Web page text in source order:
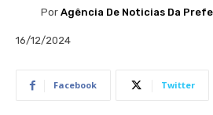
Por Agência De Noticias Da
16/12/2024
Facebook Twitter